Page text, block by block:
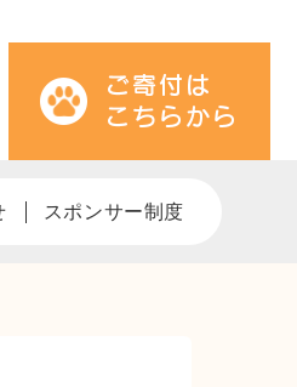
スポンサー制度